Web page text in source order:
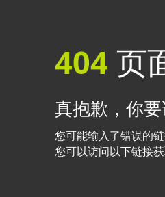
404 页
真抱歉，你
您可能输入了错误的
您可以访问以下链接获